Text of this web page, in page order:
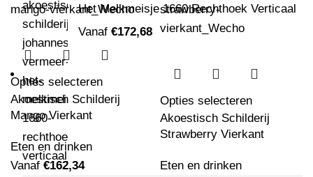
Opties selecteren
Akoestisch Schilderij
Mango Vierkant
Eten en drinken
Vanaf €162,34
Opties selecteren
Akoestisch Schilderij
Strawberry Vierkant
Eten en drinken
Het Melkmeisje 1660 Rechthoek Verticaal
Vanaf €172,68